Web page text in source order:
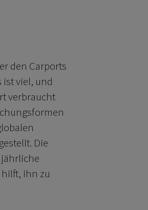
den Carports
ist viel, und
verbraucht
Die
ihn zu